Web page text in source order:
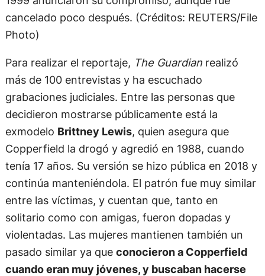
cancelado poco después. (Créditos: REUTERS/File
Photo)
Para realizar el reportaje, The Guardianrealizó
más de 100 entrevistas y ha escuchado
grabaciones judiciales. Entre las personas que
decidieron mostrarse públicamente está la
exmodelo Brittney Lewis, quien asegura que
Copperfield la drogó y agredió en 1988, cuando
tenía 17 años. Su versión se hizo pública en 2018 y
continúa manteniéndola. El patrón fue muy similar
entre las víctimas, y cuentan que, tanto en
solitario como con amigas, fueron dopadas y
violentadas. Las mujeres mantienen también un
pasado similar ya que conocieron a Copperfield
cuando eran muy jóvenes, y buscaban hacerse